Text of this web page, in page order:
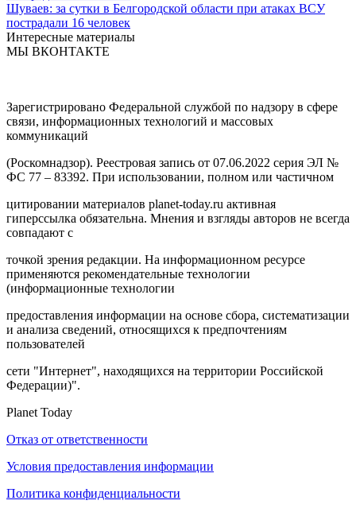
Шуваев: за сутки в Белгородской области при атаках ВСУ
пострадали 16 человек
Интересные материалы
МЫ ВКОНТАКТЕ
Зарегистрировано Федеральной службой по надзору в сфере
связи, информационных технологий и массовых
коммуникаций
(Роскомнадзор). Реестровая запись от 07.06.2022 серия ЭЛ №
ФС 77 – 83392. При использовании, полном или частичном
цитировании материалов planet-today.ru активная
гиперссылка обязательна. Мнения и взгляды авторов не всегда
совпадают с
точкой зрения редакции. На информационном ресурсе
применяются рекомендательные технологии
(информационные технологии
предоставления информации на основе сбора, систематизации
и анализа сведений, относящихся к предпочтениям
пользователей
сети "Интернет", находящихся на территории Российской
Федерации)".
Planet Today
Отказ от ответственности
Условия предоставления информации
Политика конфиденциальности